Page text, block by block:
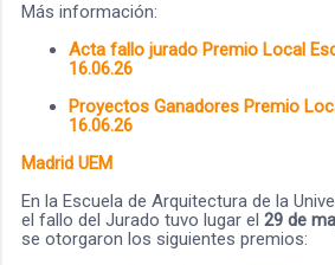
Más información:
Acta fallo jurado Premio Local
16.06.26
Proyectos Ganadores Premio
16.06.26
Madrid UEM
En la Escuela de Arquitectura de la
el fallo del Jurado tuvo lugar el29 de
se otorgaron los siguientes premios: